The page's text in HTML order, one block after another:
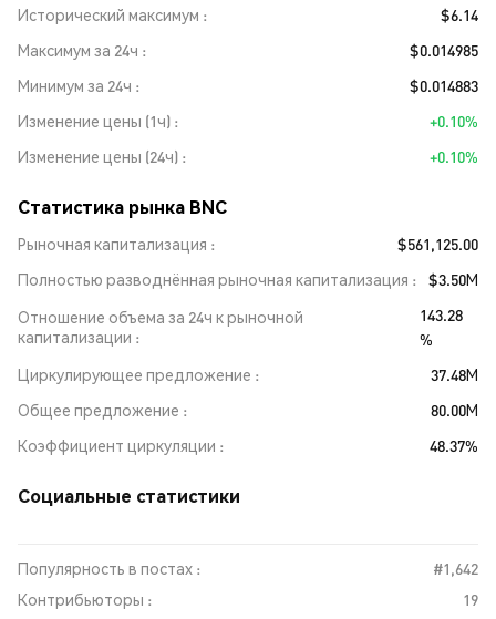
Исторический максимум
$6.14
Максимум за 24ч
$0.014985
Минимум за 24ч
$0.014883
Изменение цены (1ч)
+0.10%
Изменение цены (24ч)
+0.10%
Статистика рынка BNC
Рыночная капитализация
$561,125.00
Полностью разводнённая рыночная капитализация
$3.50M
Отношение объема за 24ч к рыночной
капитализации
143.28
%
Циркулирующее предложение
37.48M
Общее предложение
80.00M
Коэффициент циркуляции
48.37%
Социальные статистики
Популярность в постах :
#1,642
Контрибьюторы :
19